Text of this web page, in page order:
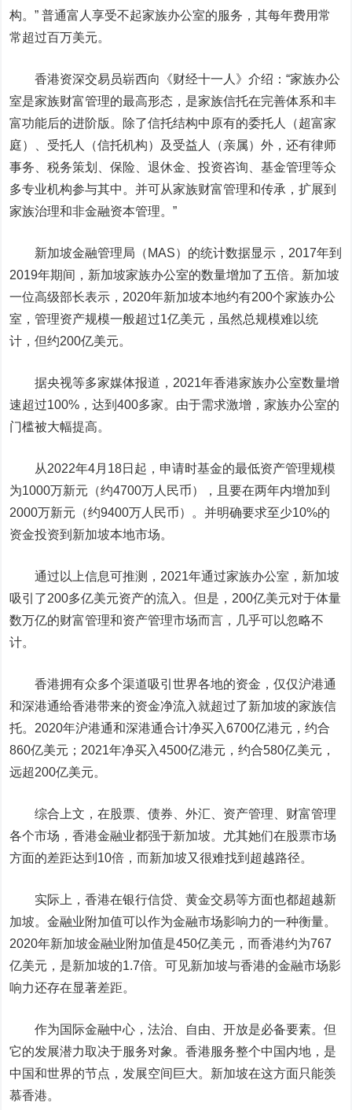
构。” 普通富人享受不起家族办公室的服务，其每年费用常
常超过百万美元。
香港资深交易员崭西向《财经十一人》介绍：“家族办公
室是家族财富管理的最高形态，是家族信托在完善体系和丰
富功能后的进阶版。除了信托结构中原有的委托人
（超富家
庭）
、受托人 （信托机构） 及受益人 （亲属）外，还有律师
事务、税务策划、保险、退休金、投资咨询、基金管理等众
多专业机构参与其中。并可从家族财富管理和传承，扩展到
家族治理和非金融资本管理。”
新加坡金融管理局 （MAS） 的统计数据显示，2017年到
2019年期间，新加坡家族办公室的数量增加了五倍。新加坡
一位高级部长表示，2020年新加坡本地约有200个家族办公
室，管理资产规模一般超过1亿美元，虽然总规模难以统
计，但约200亿美元。
据央视等多家媒体报道，2021年香港家族办公室数量增
速超过100%，达到400多家。由于需求激增，家族办公室的
门槛被大幅提高。
从2022年4月18日起，申请时基金的最低资产管理规模
为1000万新元 （约4700万人民币）
，且要在两年内增加到
2000万新元 （约9400万人民币）
。并明确要求至少10%的
资金投资到新加坡本地市场。
通过以上信息可推测，2021年通过家族办公室，新加坡
吸引了200多亿美元资产的流入。但是，200亿美元对于体量
数万亿的财富管理和资产管理市场而言，几乎可以忽略不
计。
香港拥有众多个渠道吸引世界各地的资金，仅仅沪港通
和深港通给香港带来的资金净流入就超过了新加坡的家族信
托。2020年沪港通和深港通合计净买入6700亿港元，约合
860亿美元；2021年净买入4500亿港元，约合580亿美元，
远超200亿美元。
综合上文，在股票、债券、外汇、资产管理、财富管理
各个市场，香港金融业都强于新加坡。尤其她们在股票市场
方面的差距达到10倍，而新加坡又很难找到超越路径。
实际上，香港在银行信贷、黄金交易等方面也都超越新
加坡。金融业附加值可以作为金融市场影响力的一种衡量。
2020年新加坡金融业附加值是450亿美元，而香港约为767
亿美元，是新加坡的1.7倍。可见新加坡与香港的金融市场影
响力还存在显著差距。
作为国际金融中心，法治、自由、开放是必备要素。但
它的发展潜力取决于服务对象。香港服务整个中国内地，是
中国和世界的节点，发展空间巨大。新加坡在这方面只能羡
慕香港。